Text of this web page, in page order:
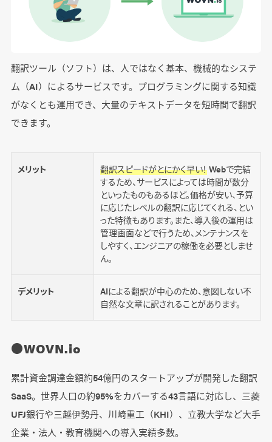
翻訳ツール（ソフト）は、人ではなく基本、機械的なシステ
ム（AI）によるサービスです。プログラミングに関する知識
がなくとも運用でき、大量のテキストデータを短時間で翻訳
できます。
メリット 翻訳スピードがとにかく早い！Webで完結
するため、サービスによっては時間が数分
といったものもあるほど。価格が安い、予算
に応じたレベルの翻訳に応じてくれる、とい
った特徴もあります。また、導入後の運用は
管理画面などで行うため、メンテナンスを
しやすく、エンジニアの稼働を必要としませ
ん。
デメリット
AIによる翻訳が中心のため、意図しない不
自然な文章に訳されることがあります。
●WOVN.io
累計資金調達金額約54億円のスタートアップが開発した翻訳
SaaS。世界人口の約95%をカバーする43言語に対応し、三菱
UFJ銀行や三越伊勢丹、川崎重工（KHI）、立教大学など大手
企業・法人・教育機関への導入実績多数。